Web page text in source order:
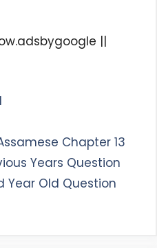
||
Assamese Chapter 13
Years Question
Year Old Question